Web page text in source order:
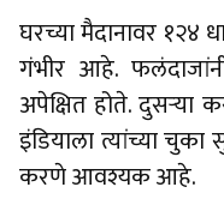
घरच्या मैदानावर १२४
गंभीर आहे.
अपेक्षित होते. दुसऱ्या
इंडियाला त्यांच्या
करणे आवश्यक आहे.